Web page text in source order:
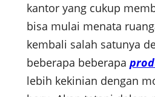
kantor yang cukup
bisa mulai menata
kembali salah satunya
beberapa beberapa
lebih kekinian dengan